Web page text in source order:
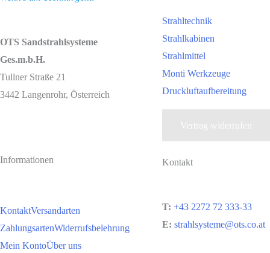
OTS Sandstrahlsysteme
Ges.m.b.H.
Tullner Straße 21
3442 Langenrohr, Österreich
Strahltechnik
Strahlkabinen
Strahlmittel
Monti Werkzeuge
Druckluftaufbereitung
Vertrag widerrufen
Informationen
KontaktVersandarten
ZahlungsartenWiderrufsbelehrung
Mein KontoÜber uns
Kontakt
T: +43 2272 72 333-33
E: strahlsysteme@ots.co.at